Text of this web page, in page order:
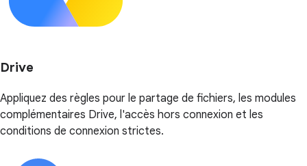
Drive
Appliquez des règles pour le partage de fichiers, les modules
complémentaires Drive, l'accès hors connexion et les
conditions de connexion strictes.